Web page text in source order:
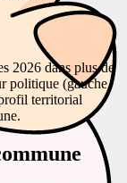
2026 dans plus de
politique (gauche,
territorial